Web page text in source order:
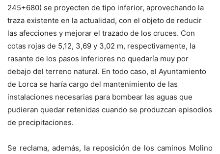
245+680) se proyecten de tipo inferior, aprovechando la
traza existente en la actualidad, con el objeto de reducir
las afecciones y mejorar el trazado de los cruces. Con
cotas rojas de 5,12, 3,69 y 3,02 m, respectivamente, la
rasante de los pasos inferiores no quedaría muy por
debajo del terreno natural. En todo caso, el Ayuntamiento
de Lorca se haría cargo del mantenimiento de las
instalaciones necesarias para bombear las aguas que
pudieran quedar retenidas cuando se produzcan episodios
de precipitaciones.
Se reclama, además, la reposición de los caminos Molino